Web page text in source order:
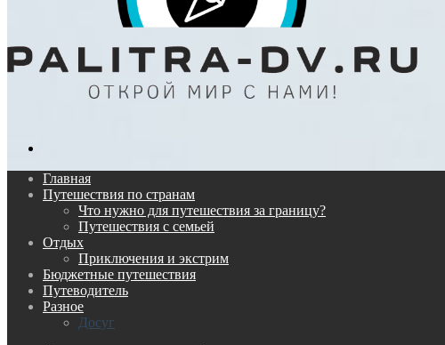
Главная
Путешествия по странам
Что нужно для путешествия за границу?
Путешествия с семьей
Отдых
Приключения и экстрим
Бюджетные путешествия
Путеводитель
Разное
Досуг